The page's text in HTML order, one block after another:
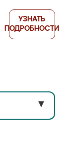
УЗНАТЬ
ПОДРОБНОСТИ
▼